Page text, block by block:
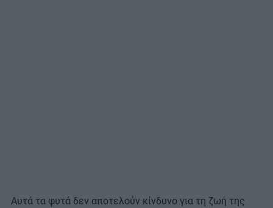
Αυτά τα φυτά δεν αποτελούν κίνδυνο για τη ζωή της